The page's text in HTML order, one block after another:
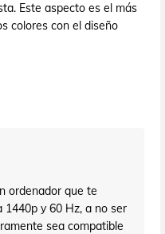
Este aspecto es el más
colores con el diseño
ordenador que te
1440p y 60 Hz, a no ser
sea compatible